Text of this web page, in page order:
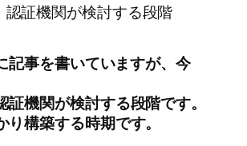
認証機関が検討する段階
記事を書いていますが、今
証機関が検討する段階です。
構築する時期です。